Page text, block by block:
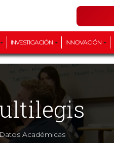
INVESTIGACIÓN INNOVACIÓN
Académicas